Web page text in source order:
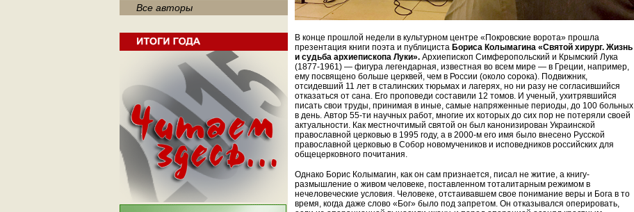
Все авторы
В конце прошлой недели в культурном центре «Покровские ворота» прошла
презентация книги поэта и публициста Бориса Колымагина «Святой хирург. Жизнь
и судьба архиепископа Луки». Архиепископ Симферопольский и Крымский Лука
(1877-1961) — фигура легендарная, известная во всем мире — в Греции, например,
ему посвящено больше церквей, чем в России (около сорока). Подвижник,
отсидевший 11 лет в сталинских тюрьмах и лагерях, но ни разу не согласившийся
отказаться от сана. Его проповеди составили 12 томов. И ученый, ухитрявшийся
писать свои труды, принимая в иные, самые напряженные периоды, до 100 больных
в день. Автор 55-ти научных работ, многие их которых до сих пор не потеряли своей
актуальности. Как местночтимый святой он был канонизирован Украинской
православной церковью в 1995 году, а в 2000-м его имя было внесено Русской
православной церковью в Собор новомучеников и исповедников российских для
общецерковного почитания.
Однако Борис Колымагин, как он сам признается, писал не житие, а книгу-
размышление о живом человеке, поставленном тоталитарным режимом в
нечеловеческие условия. Человеке, отстаивавшем свое понимание веры и Бога в то
время, когда даже слово «Бог» было под запретом. Он отказывался оперировать,